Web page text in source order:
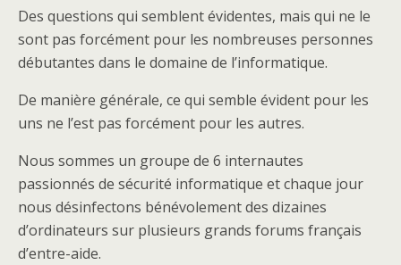
Des questions qui semblent évidentes, mais qui ne le
sont pas forcément pour les nombreuses personnes
débutantes dans le domaine de l’informatique.
De manière générale, ce qui semble évident pour les
uns ne l’est pas forcément pour les autres.
Nous sommes un groupe de 6 internautes
passionnés de sécurité informatique et chaque jour
nous désinfectons bénévolement des dizaines
d’ordinateurs sur plusieurs grands forums français
d’entre-aide.